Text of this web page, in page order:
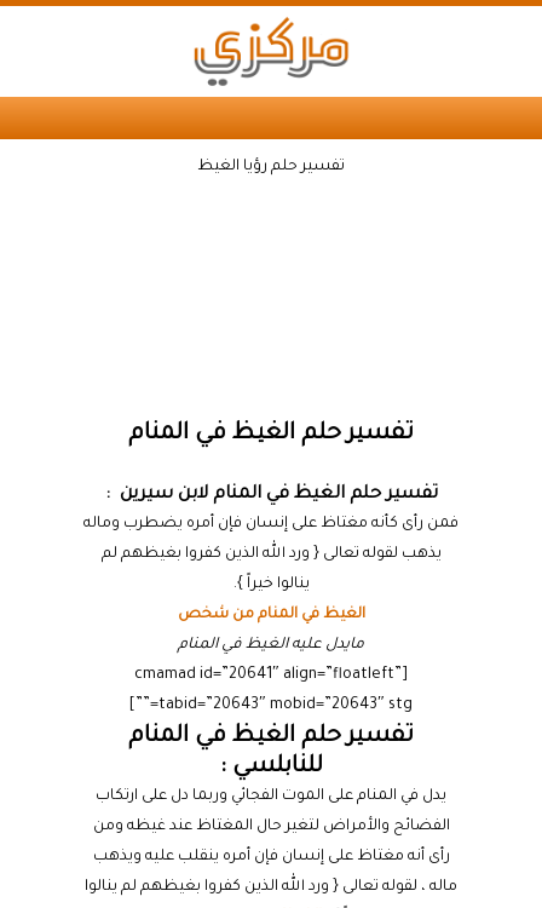
تفسير حلم رؤيا الغيظ
تفسير حلم الغيظ في المنام
تفسير حلم الغيظ في المنام لابن سيرين :
فمن رأى كأنه مغتاظ على إنسان فإن أمره يضطرب وماله
يذهب لقوله تعالى { ورد الله الذين كفروا بغيظهم لم
ينالوا خيراً }.
الغيظ في المنام من شخص
مايدل عليه الغيظ في المنام
[cmamad id=”20641″ align=”floatleft”
tabid=”20643″ mobid=”20643″ stg=””]
تفسير حلم الغيظ في المنام
للنابلسي :
يدل في المنام على الموت الفجائي وربما دل على ارتكاب
الفضائح والأمراض لتغير حال المغتاظ عند غيظه ومن
رأى أنه مغتاظ على إنسان فإن أمره ينقلب عليه ويذهب
ماله ، لقوله تعالى { ورد الله الذين كفروا بغيظهم لم ينالوا